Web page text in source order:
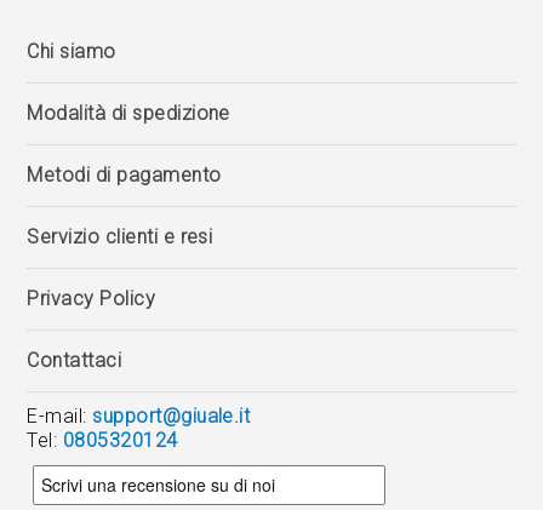
Chi siamo
Modalità di spedizione
Metodi di pagamento
Servizio clienti e resi
Privacy Policy
Contattaci
E-mail: support@giuale.it
Tel: 0805320124